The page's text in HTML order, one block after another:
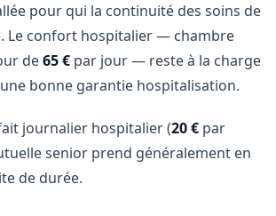
pour qui la continuité des soins de
Le confort hospitalier — chambre
de65 € par jour — reste à la charge
bonne garantie hospitalisation.
journalier hospitalier (20 € par
senior prend généralement en
de durée.